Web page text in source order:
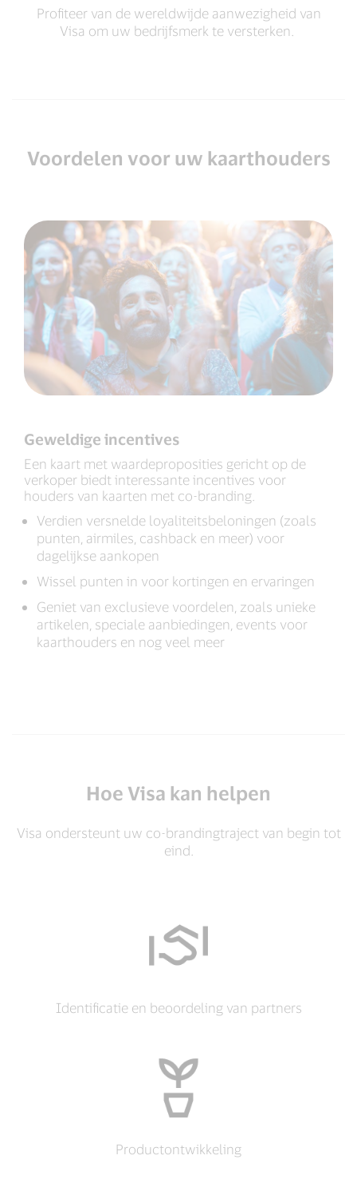
Profiteer van de wereldwijde aanwezigheid van
Visa om uw bedrijfsmerk te versterken.
Voordelen voor uw kaarthouders
Geweldige incentives
Een kaart met waardeproposities gericht op de
verkoper biedt interessante incentives voor
houders van kaarten met co-branding.
Verdien versnelde loyaliteitsbeloningen (zoals
punten, airmiles, cashback en meer) voor
dagelijkse aankopen
Wissel punten in voor kortingen en ervaringen
Geniet van exclusieve voordelen, zoals unieke
artikelen, speciale aanbiedingen, events voor
kaarthouders en nog veel meer
Hoe Visa kan helpen
Visa ondersteunt uw co-brandingtraject van begin tot
eind.
Identificatie en beoordeling van partners
Productontwikkeling